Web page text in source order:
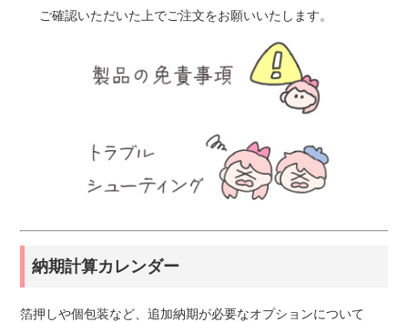
ご確認いただいた上でご注文をお願いいたします。
納期計算カレンダー
箔押しや個包装など、追加納期が必要なオプションについて